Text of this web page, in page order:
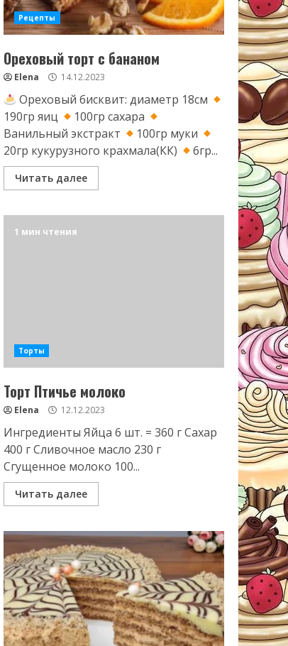
Рецепты
Ореховый торт с бананом
Elena 14.12.2023
Ореховый бисквит: диаметр 18см
190гр яиц
100гр сахара
Ванильный экстракт
100гр муки
20гр кукурузного крахмала(КК)
6гр...
Читать далее
1 мин чтения
Торты
Торт Птичье молоко
Elena 12.12.2023
Ингредиенты Яйца 6 шт. = 360 г Сахар
400 г Сливочное масло 230 г
Сгущенное молоко 100...
Читать далее